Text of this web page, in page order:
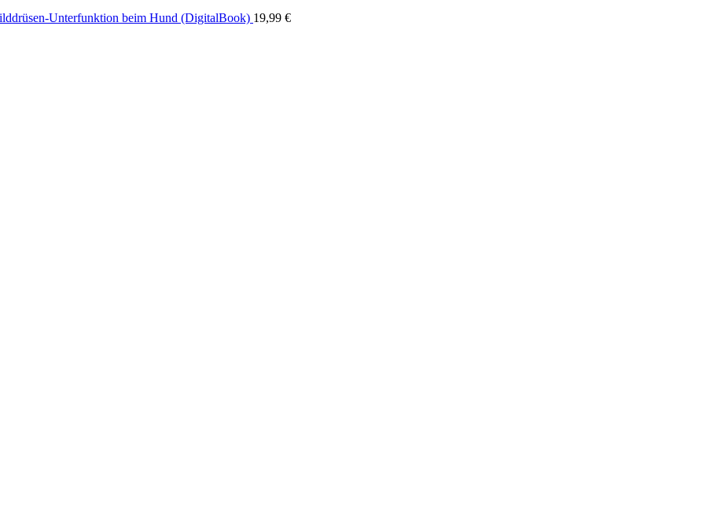
Unterfunktion beim Hund (DigitalBook) 19,99 €